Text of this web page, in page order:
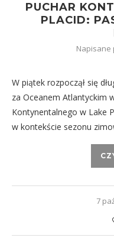
PUCHAR
PLACID:
Napisane
W piątek rozpoczął się
za Oceanem Atlantyckim
Kontynentalnego w Lake
w kontekście sezonu
7